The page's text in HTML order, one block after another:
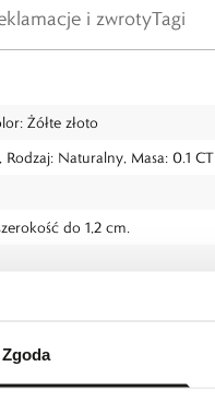
Zgoda
i zwrotyTagi
Żółte złoto
Rodzaj: Naturalny, Masa: 0.1 CT
do 1,2 cm.